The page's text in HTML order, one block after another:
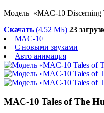
Модель «MAC-10 Discerning
Скачать (4.52 МБ) 23
MAC-10
С новыми звуками
Авто анимация
MAC-10 Tales of The